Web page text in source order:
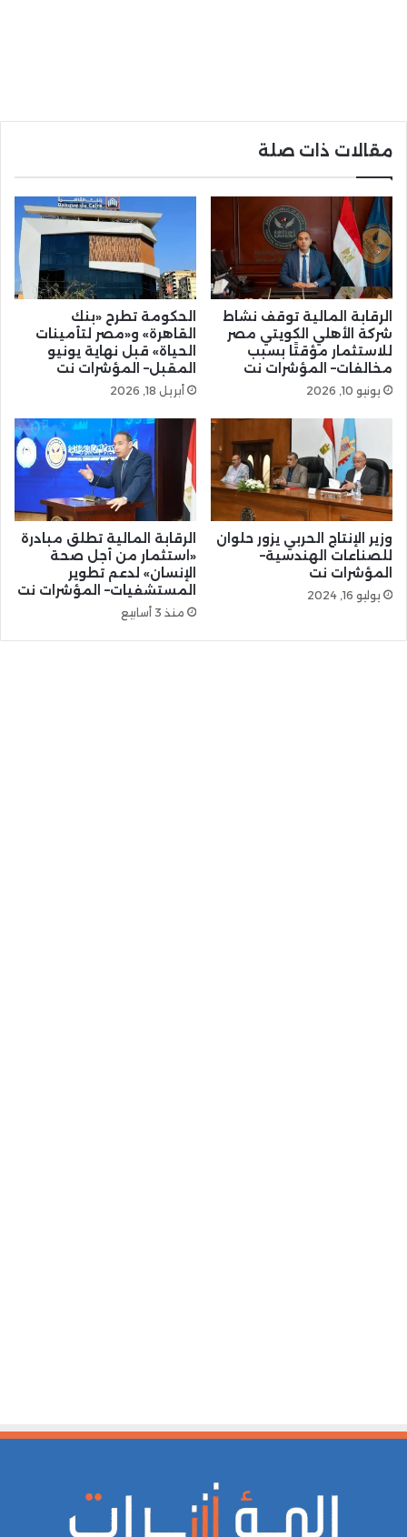
مقالات ذات صلة
الرقابة المالية توقف نشاط
شركة الأهلي الكويتي مصر
للاستثمار مؤقتًا بسبب
مخالفات– المؤشرات نت
يونيو 10, 2026
الحكومة تطرح «بنك
القاهرة» و«مصر لتأمينات
الحياة» قبل نهاية يونيو
المقبل– المؤشرات نت
أبريل 18, 2026
وزير الإنتاج الحربي يزور حلوان
للصناعات الهندسية–
المؤشرات نت
يوليو 16, 2024
الرقابة المالية تطلق مبادرة
«استثمار من أجل صحة
الإنسان» لدعم تطوير
المستشفيات– المؤشرات نت
منذ 3 أسابيع